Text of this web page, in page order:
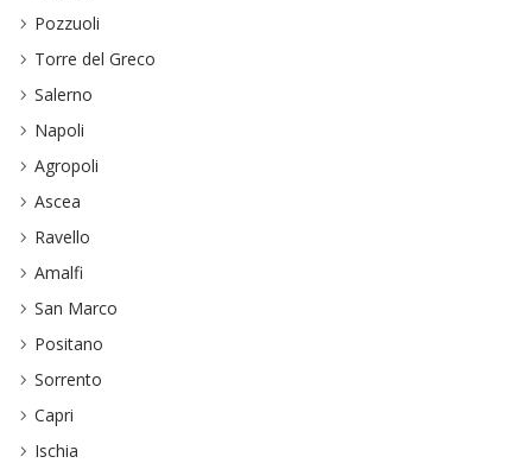
Pozzuoli
Torre del Greco
Salerno
Napoli
Agropoli
Ascea
Ravello
Amalfi
San Marco
Positano
Sorrento
Capri
Ischia